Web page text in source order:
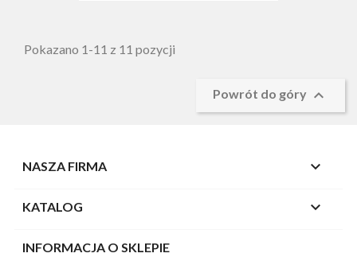
Pokazano 1-11 z 11 pozycji
Powrót do góry 
NASZA FIRMA 
KATALOG 
INFORMACJA O SKLEPIE